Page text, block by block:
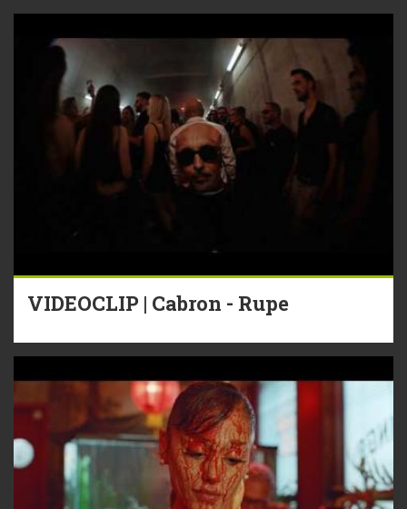
VIDEOCLIP | Cabron - Rupe